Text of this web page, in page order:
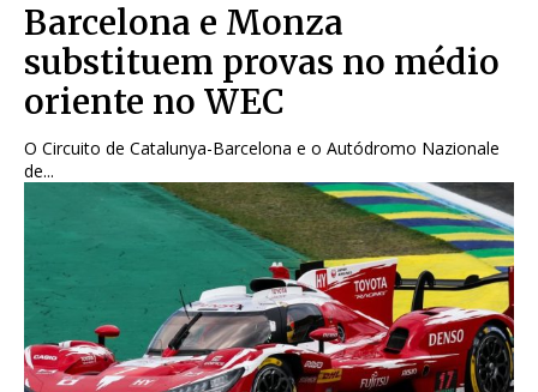
Barcelona e Monza
substituem provas no médio
oriente no WEC
O Circuito de Catalunya-Barcelona e o Autódromo Nazionale
de...